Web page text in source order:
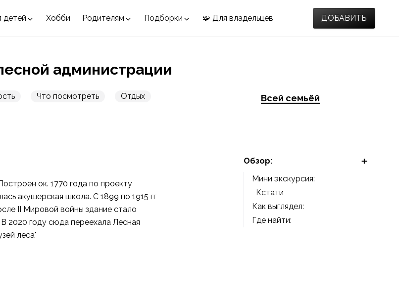
детей Хобби Родителям Подборки 🧩 Для владельцев ДОБАВИТЬ
администрации
Что посмотреть Отдых Всей семьёй
Обзор:
Мини экскурсия:
Кстати
Как выглядел:
Где найти:
ок. 1770 года по проекту
акушерская школа. С 1899 по 1915 гг
II Мировой войны здание стало
2020 году сюда переехала Лесная
леса"